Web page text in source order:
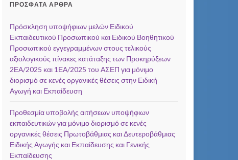
ΠΡΌΣΦΑΤΑ ΆΡΘΡΑ
Πρόσκληση υποψήφιων μελών Ειδικού
Εκπαιδευτικού Προσωπικού και Ειδικού Βοηθητικού
Προσωπικού εγγεγραμμένων στους τελικούς
αξιολογικούς πίνακες κατάταξης των Προκηρύξεων
2ΕΑ/2025 και 1ΕΑ/2025 του ΑΣΕΠ για μόνιμο
διορισμό σε κενές οργανικές θέσεις στην Ειδική
Αγωγή και Εκπαίδευση
Προθεσμία υποβολής αιτήσεων υποψήφιων
εκπαιδευτικών για μόνιμο διορισμό σε κενές
οργανικές θέσεις Πρωτοβάθμιας και Δευτεροβάθμιας
Ειδικής Αγωγής και Εκπαίδευσης και Γενικής
Εκπαίδευσης